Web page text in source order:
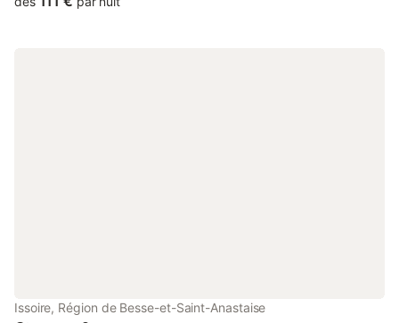
Issoire, Région de Besse-et-Saint-Anastaise